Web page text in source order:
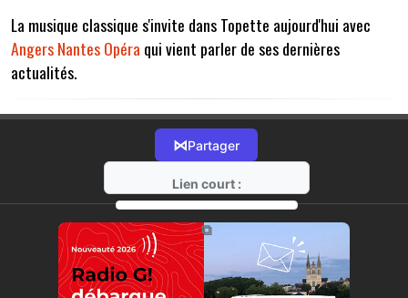
La musique classique s'invite dans Topette aujourd'hui avec
Angers Nantes Opéra qui vient parler de ses dernières
actualités.
⋈Partager
Lien court :
https://radio-g.fr?7809
⧉